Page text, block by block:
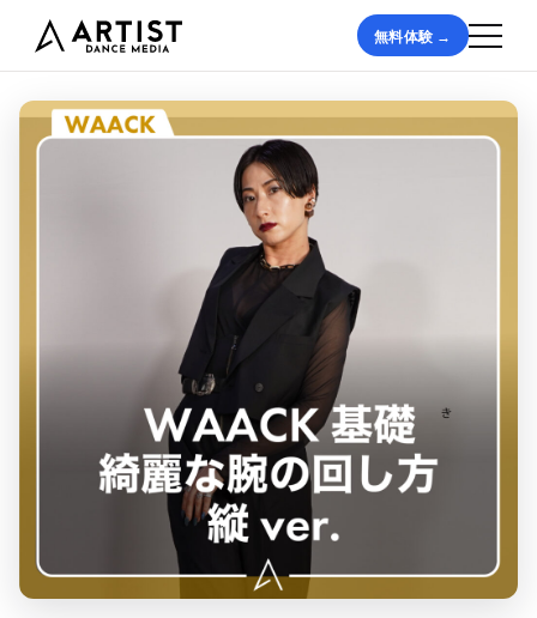
無料体験 →